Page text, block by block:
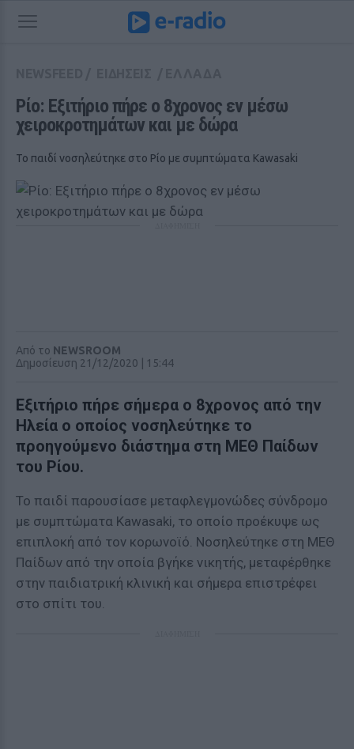
Ρίο: Εξιτήριο πήρε ο 8χρονος εν μέσω
χειροκροτημάτων και με δώρα
To παιδί νοσηλεύτηκε στο Ρίο με συμπτώματα Kawasaki
Από το NEWSROOM
Δημοσίευση 21/12/2020 | 15:44
Εξιτήριο πήρε σήμερα ο 8χρονος από την
Ηλεία ο οποίος νοσηλεύτηκε το
προηγούμενο διάστημα στη ΜΕΘ Παίδων
του Ρίου.
Το παιδί παρουσίασε μεταφλεγμονώδες σύνδρομο
με συμπτώματα Kawasaki, το οποίο προέκυψε ως
επιπλοκή από τον κορωνοϊό. Νοσηλεύτηκε στη ΜΕΘ
Παίδων από την οποία βγήκε νικητής, μεταφέρθηκε
στην παιδιατρική κλινική και σήμερα επιστρέφει
στο σπίτι του.